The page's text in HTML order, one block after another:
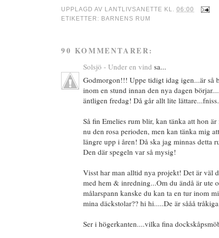
UPPLAGD AV LANTLIVSANETTE KL.06:00
ETIKETTER: BARNENS RUM
90 KOMMENTARER:
Solsjö - Under en vind sa...
Godmorgon!!! Uppe tidigt idag igen...är så
inom en stund innan den nya dagen
äntligen fredag! Då går allt lite
Så fin Emelies rum blir, kan tänka att hon
nu den rosa perioden, men kan tänka mig
längre upp i åren! Då ska jag minnas detta
Den där spegeln var så mysig!
Visst har man alltid nya projekt! Det är väl
med hem & inredning...Om du ändå är ute
målarspann kanske du kan ta en tur inom
mina däckstolar?? hi hi.....De är sååå
Ser i högerkanten....vilka fina